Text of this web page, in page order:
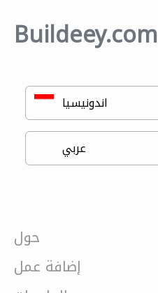
Buildeey.com
حول
إضافة عمل